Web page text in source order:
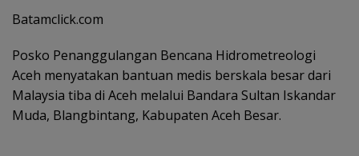
Batamclick.com
Posko Penanggulangan Bencana Hidrometreologi
Aceh menyatakan bantuan medis berskala besar dari
Malaysia tiba di Aceh melalui Bandara Sultan Iskandar
Muda, Blangbintang, Kabupaten Aceh Besar.